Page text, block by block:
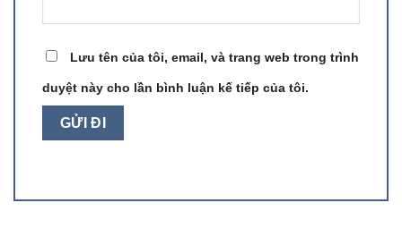
Lưu tên của tôi, email, và trang web trong trình
duyệt này cho lần bình luận kế tiếp của tôi.